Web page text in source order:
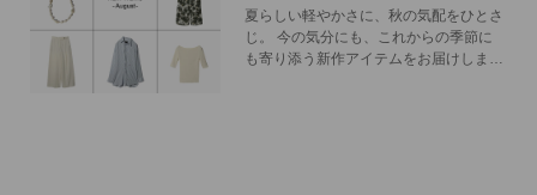
夏らしい軽やかさに、秋の気配をひとさ
じ。 今の気分にも、これからの季節に
も寄り添う新作アイテムをお届けしま